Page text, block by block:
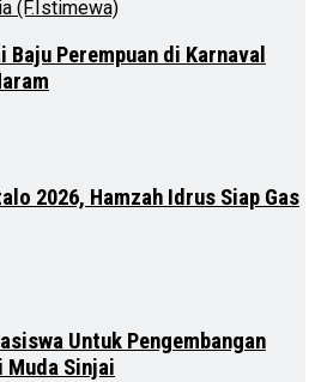
Perempuan di Karnaval
2026, Hamzah Idrus Siap Gas
Untuk Pengembangan
Muda Sinjai